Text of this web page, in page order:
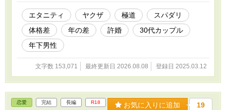
市にまで及んでいた。容赦のない暴力、略奪、
そのカネは一体どこに流れているのか。息を潜
めながらも社会の裏側に未だ存在していた日本
の暴力団組織は業を煮やし、一つの大きな連合
ストーリーです。 (R18シーンには※) (ムーンラ
イトノベルズにも掲載)
エタニティ ヤクザ 極道
スパダリ
体格差
年の差 許婚
30代カップル
年下男性
文字数 153,071 最終更新日 2026.08.08 登録日 2025.03.12
恋愛 完結 長編 R18 お気に入りに追加 19